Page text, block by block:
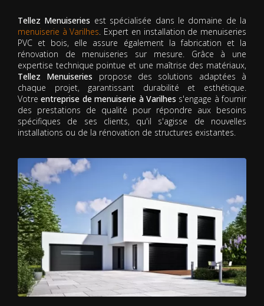
Tellez Menuiseries est spécialisée dans le domaine de la
menuiserie à Varilhes. Expert en installation de menuiseries
PVC et bois, elle assure également la fabrication et la
rénovation de menuiseries sur mesure. Grâce à une
expertise technique pointue et une maîtrise des matériaux,
Tellez Menuiseries propose des solutions adaptées à
chaque projet, garantissant durabilité et esthétique.
Votreentreprise de menuiserie à Varilhes s'engage à fournir
des prestations de qualité pour répondre aux besoins
spécifiques de ses clients, qu'il s'agisse de nouvelles
installations ou de la rénovation de structures existantes.